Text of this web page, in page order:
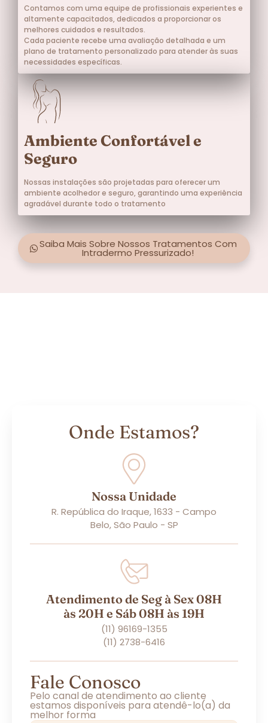
Contamos com uma equipe de profissionais experientes e
altamente capacitados, dedicados a proporcionar os
melhores cuidados e resultados.
Cada paciente recebe uma avaliação detalhada e um
plano de tratamento personalizado para atender às suas
necessidades específicas.
Ambiente Confortável e
Seguro
Nossas instalações são projetadas para oferecer um
ambiente acolhedor e seguro, garantindo uma experiência
agradável durante todo o tratamento
Saiba Mais Sobre Nossos Tratamentos Com
Intradermo Pressurizado!
Onde Estamos?
Nossa Unidade
R. República do Iraque, 1633 - Campo
Belo, São Paulo - SP
Atendimento de Seg à Sex 08H
às 20H e Sáb 08H às 19H
(11) 96169-1355
(11) 2738-6416
Fale Conosco
Pelo canal de atendimento ao cliente
estamos disponíveis para atendê-lo(a) da
melhor forma